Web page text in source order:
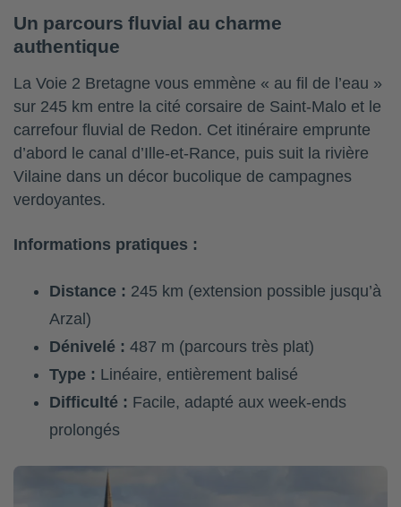
Un parcours fluvial au charme
authentique
La Voie 2 Bretagne vous emmène « au fil de l’eau »
sur 245 km entre la cité corsaire de Saint-Malo et le
carrefour fluvial de Redon. Cet itinéraire emprunte
d’abord le canal d’Ille-et-Rance, puis suit la rivière
Vilaine dans un décor bucolique de campagnes
verdoyantes.
Informations pratiques :
Distance : 245 km (extension possible jusqu’à
Arzal)
Dénivelé : 487 m (parcours très plat)
Type : Linéaire, entièrement balisé
Difficulté : Facile, adapté aux week-ends
prolongés